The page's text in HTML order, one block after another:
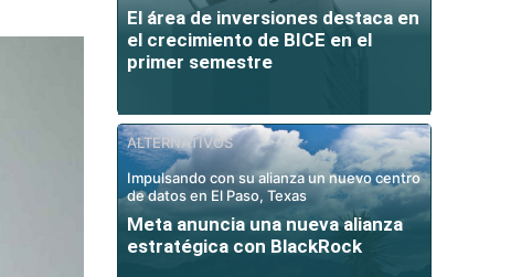
El área de inversiones destaca en
el crecimiento de BICE en el
primer semestre
ALTERNATIVOS
Impulsando con su alianza un nuevo centro
de datos en El Paso, Texas
Meta anuncia una nueva alianza
estratégica con BlackRock